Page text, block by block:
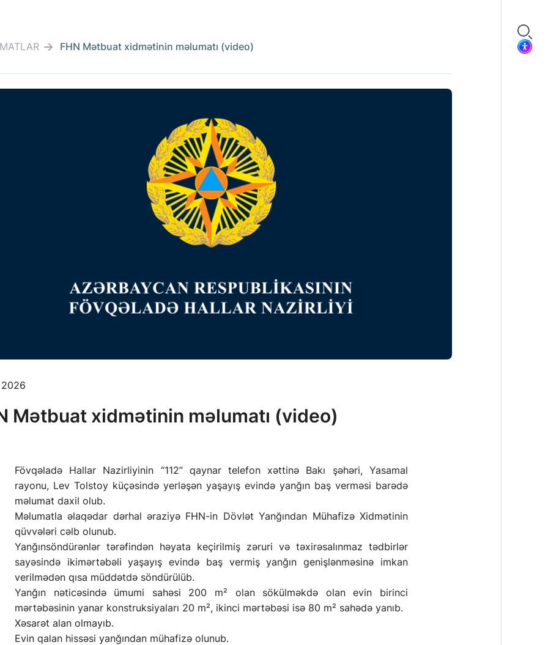
FHN Mətbuat xidmətinin məlumatı (video)
Mətbuat xidmətinin məlumatı (video)
Fövqəladə Hallar Nazirliyinin “112” qaynar telefon xəttinə Bakı şəhəri, Yasamal
rayonu, Lev Tolstoy küçəsində yerləşən yaşayış evində yanğın baş verməsi barədə
məlumat daxil olub.
Məlumatla əlaqədar dərhal əraziyə FHN-in Dövlət Yanğından Mühafizə Xidmətinin
qüvvələri cəlb olunub.
Yanğınsöndürənlər tərəfindən həyata keçirilmiş zəruri və təxirəsalınmaz tədbirlər
sayəsində ikimərtəbəli yaşayış evində baş vermiş yanğın genişlənməsinə imkan
verilmədən qısa müddətdə söndürülüb.
Yanğın nəticəsində ümumi sahəsi 200 m² olan sökülməkdə olan evin birinci
mərtəbəsinin yanar konstruksiyaları 20 m², ikinci mərtəbəsi isə 80 m² sahədə yanıb.
Xəsarət alan olmayıb.
Evin qalan hissəsi yanğından mühafizə olunub.